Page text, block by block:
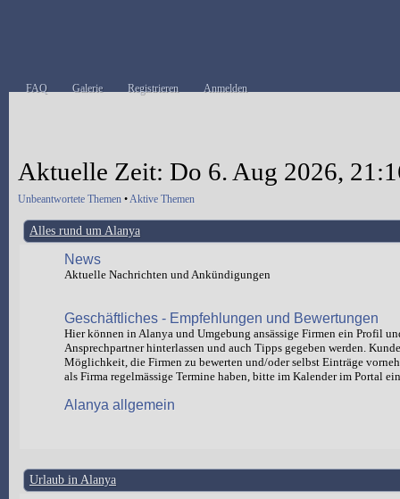
FAQ Galerie Registrieren Anmelden
Aktuelle Zeit: Do 6. Aug 2026,
Unbeantwortete Themen •Aktive Themen
Alles rund um Alanya
News
Aktuelle Nachrichten und Ankündigungen
Geschäftliches - Empfehlungen und Bewertungen
Hier können in Alanya und Umgebung ansässige Firmen ein Profil
Ansprechpartner hinterlassen und auch Tipps gegeben werden.
Möglichkeit, die Firmen zu bewerten und/oder selbst Einträge
als Firma regelmässige Termine haben, bitte im Kalender im Portal
Alanya allgemein
Urlaub in Alanya